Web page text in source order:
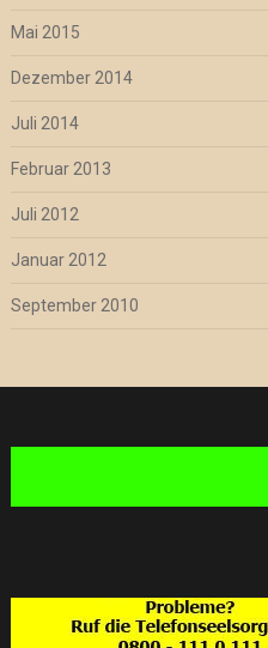
Mai 2015
Dezember 2014
Juli 2014
Februar 2013
Juli 2012
Januar 2012
September 2010